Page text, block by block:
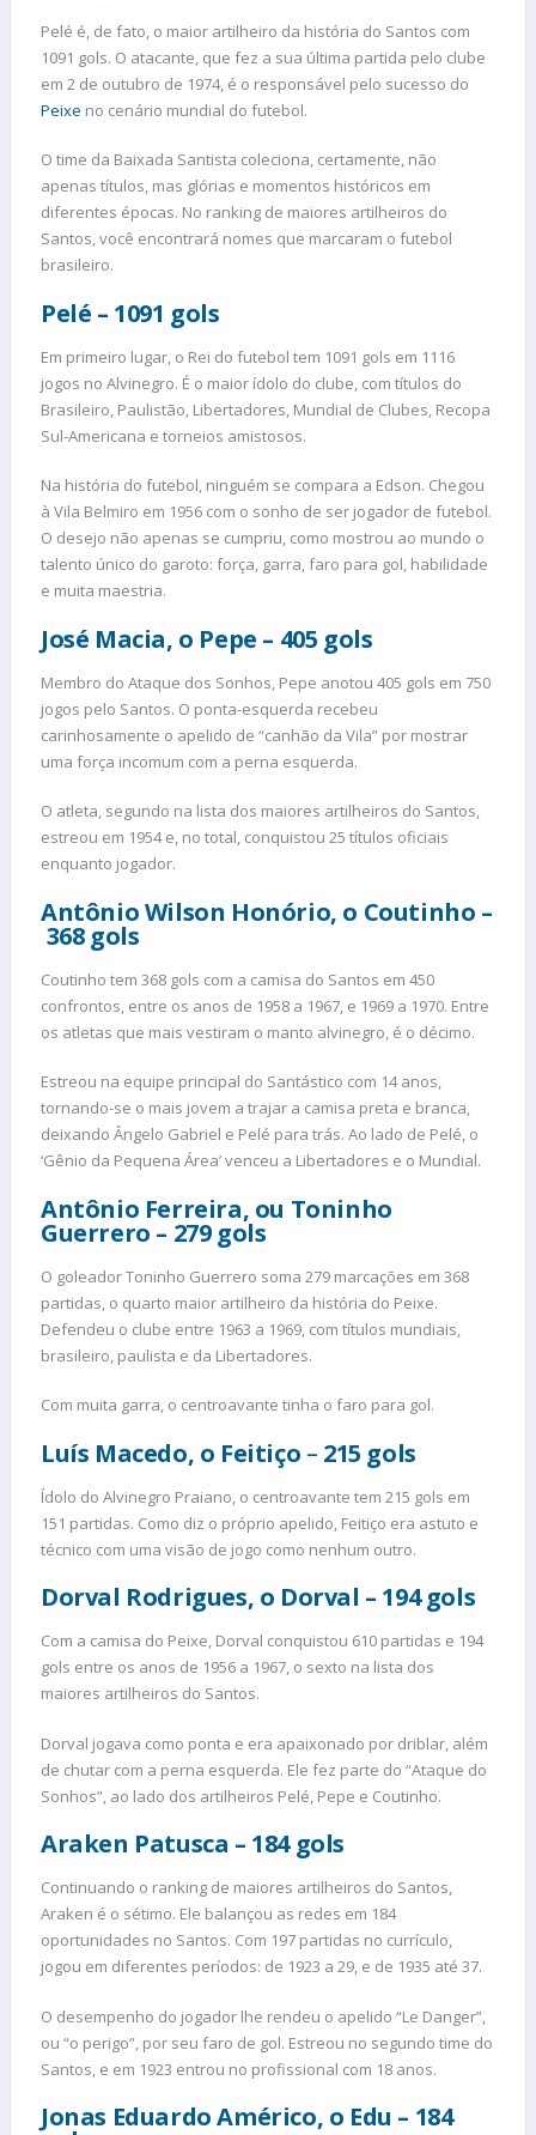
Pelé é, de fato, o maior artilheiro da história do Santos com
1091 gols. O atacante, que fez a sua última partida pelo clube
em 2 de outubro de 1974, é o responsável pelo sucesso do
Peixe no cenário mundial do futebol.
O time da Baixada Santista coleciona, certamente, não
apenas títulos, mas glórias e momentos históricos em
diferentes épocas. No ranking de maiores artilheiros do
Santos, você encontrará nomes que marcaram o futebol
brasileiro.
Pelé – 1091 gols
Em primeiro lugar, o Rei do futebol tem 1091 gols em 1116
jogos no Alvinegro. É o maior ídolo do clube, com títulos do
Brasileiro, Paulistão, Libertadores, Mundial de Clubes, Recopa
Sul-Americana e torneios amistosos.
Na história do futebol, ninguém se compara a Edson. Chegou
à Vila Belmiro em 1956 com o sonho de ser jogador de futebol.
O desejo não apenas se cumpriu, como mostrou ao mundo o
talento único do garoto: força, garra, faro para gol, habilidade
e muita maestria.
José Macia, o Pepe – 405 gols
Membro do Ataque dos Sonhos, Pepe anotou 405 gols em 750
jogos pelo Santos. O ponta-esquerda recebeu
carinhosamente o apelido de “canhão da Vila” por mostrar
uma força incomum com a perna esquerda.
O atleta, segundo na lista dos maiores artilheiros do Santos,
estreou em 1954 e, no total, conquistou 25 títulos oficiais
enquanto jogador.
Antônio Wilson Honório, o Coutinho –
368 gols
Coutinho tem 368 gols com a camisa do Santos em 450
confrontos, entre os anos de 1958 a 1967, e 1969 a 1970. Entre
os atletas que mais vestiram o manto alvinegro, é o décimo.
Estreou na equipe principal do Santástico com 14 anos,
tornando-se o mais jovem a trajar a camisa preta e branca,
deixando Ângelo Gabriel e Pelé para trás. Ao lado de Pelé, o
‘Gênio da Pequena Área’ venceu a Libertadores e o Mundial.
Antônio Ferreira, ou Toninho
Guerrero – 279 gols
O goleador Toninho Guerrero soma 279 marcações em 368
partidas, o quarto maior artilheiro da história do Peixe.
Defendeu o clube entre 1963 a 1969, com títulos mundiais,
brasileiro, paulista e da Libertadores.
Com muita garra, o centroavante tinha o faro para gol.
Luís Macedo, o Feitiço – 215 gols
Ídolo do Alvinegro Praiano, o centroavante tem 215 gols em
151 partidas. Como diz o próprio apelido, Feitiço era astuto e
técnico com uma visão de jogo como nenhum outro.
Dorval Rodrigues, o Dorval – 194 gols
Com a camisa do Peixe, Dorval conquistou 610 partidas e 194
gols entre os anos de 1956 a 1967, o sexto na lista dos
maiores artilheiros do Santos.
Dorval jogava como ponta e era apaixonado por driblar, além
de chutar com a perna esquerda. Ele fez parte do “Ataque do
Sonhos”, ao lado dos artilheiros Pelé, Pepe e Coutinho.
Araken Patusca – 184 gols
Continuando o ranking de maiores artilheiros do Santos,
Araken é o sétimo. Ele balançou as redes em 184
oportunidades no Santos. Com 197 partidas no currículo,
jogou em diferentes períodos: de 1923 a 29, e de 1935 até 37.
O desempenho do jogador lhe rendeu o apelido “Le Danger”,
ou “o perigo”, por seu faro de gol. Estreou no segundo time do
Santos, e em 1923 entrou no profissional com 18 anos.
Jonas Eduardo Américo, o Edu – 184